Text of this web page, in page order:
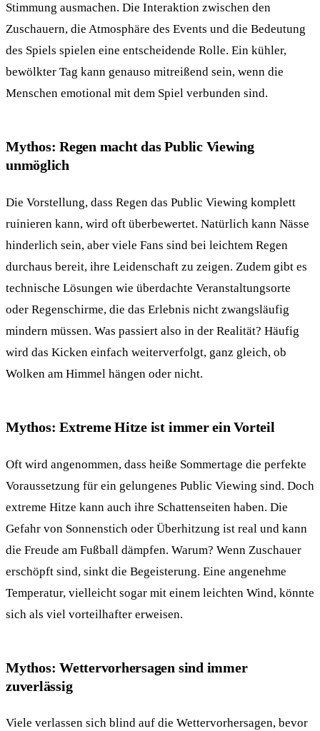
Stimmung ausmachen. Die Interaktion zwischen den
Zuschauern, die Atmosphäre des Events und die Bedeutung
des Spiels spielen eine entscheidende Rolle. Ein kühler,
bewölkter Tag kann genauso mitreißend sein, wenn die
Menschen emotional mit dem Spiel verbunden sind.
Mythos: Regen macht das Public Viewing
unmöglich
Die Vorstellung, dass Regen das Public Viewing komplett
ruinieren kann, wird oft überbewertet. Natürlich kann Nässe
hinderlich sein, aber viele Fans sind bei leichtem Regen
durchaus bereit, ihre Leidenschaft zu zeigen. Zudem gibt es
technische Lösungen wie überdachte Veranstaltungsorte
oder Regenschirme, die das Erlebnis nicht zwangsläufig
mindern müssen. Was passiert also in der Realität? Häufig
wird das Kicken einfach weiterverfolgt, ganz gleich, ob
Wolken am Himmel hängen oder nicht.
Mythos: Extreme Hitze ist immer ein Vorteil
Oft wird angenommen, dass heiße Sommertage die perfekte
Voraussetzung für ein gelungenes Public Viewing sind. Doch
extreme Hitze kann auch ihre Schattenseiten haben. Die
Gefahr von Sonnenstich oder Überhitzung ist real und kann
die Freude am Fußball dämpfen. Warum? Wenn Zuschauer
erschöpft sind, sinkt die Begeisterung. Eine angenehme
Temperatur, vielleicht sogar mit einem leichten Wind, könnte
sich als viel vorteilhafter erweisen.
Mythos: Wettervorhersagen sind immer
zuverlässig
Viele verlassen sich blind auf die Wettervorhersagen, bevor